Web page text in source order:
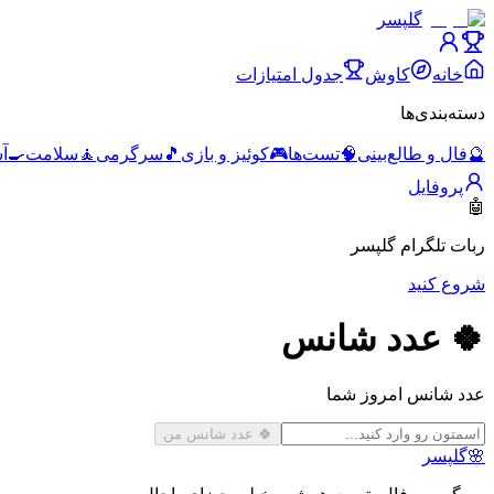
گلپسر
خانه کاوش جدول امتیازات
دسته‌بندی‌ها
🔮فال و طالع‌بینی🧠تست‌ها🎮کوئیز و بازی 🎵 سرگرمی 🧘 سلامت🍳
پروفایل
🤖
ربات تلگرام گلپسر
شروع کنید
🍀 عدد شانس
عدد شانس امروز شما
🍀 عدد شانس من
🌸گلپسر